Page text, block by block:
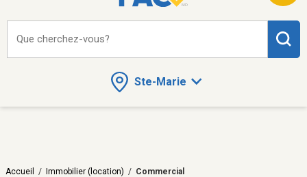
Ste-Marie
Que cherchez-vous?
Accueil / Immobilier (location) / Commercial